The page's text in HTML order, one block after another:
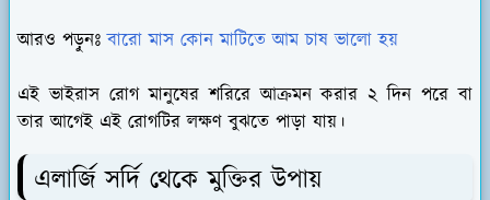
আরও পড়ুনঃবারো মাস কোন মাটিতে আম চাষ ভালো হয়
এই ভাইরাস রোগ মানুষের শরিরে আক্রমন করার ২ দিন পরে বা
তার আগেই এই রোগটির লক্ষণ বুঝতে পাড়া যায়।
এলার্জি সর্দি থেকে মুক্তির উপায়